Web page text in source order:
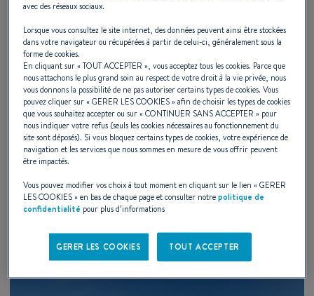
27 – 29 AOÛT 2026
Essais clients 2026 à Bandol
Bandol, France
DÉCOUVRIR
avec des réseaux sociaux.
Lorsque vous consultez le site internet, des données peuvent ainsi être stockées
dans votre navigateur ou récupérées à partir de celui-ci, généralement sous la
forme de cookies.
En cliquant sur «TOUT ACCEPTER », vous acceptez tous les cookies. Parce que
nous attachons le plus grand soin au respect de votre droit à la vie privée, nous
vous donnons la possibilité de ne pas autoriser certains types de cookies. Vous
pouvez cliquer sur «GERER LES COOKIES» afin de choisir les types de cookies
que vous souhaitez accepter ou sur «CONTINUER SANS ACCEPTER » pour
nous indiquer votre refus (seuls les cookies nécessaires au fonctionnement du
site sont déposés). Si vous bloquez certains types de cookies, votre expérience de
navigation et les services que nous sommes en mesure de vous offrir peuvent
être impactés.
Vous pouvez modifier vos choix à tout moment en cliquant sur le lien «GERER
LES COOKIES» en bas de chaque page et consulter notrepolitique de
confidentialité pour plus d’informations
GERER LES COOKIES TOUT ACCEPTER